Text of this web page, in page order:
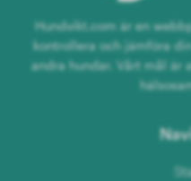
Hundvikt.com är en
kontrollera och jämföra
andra hundar. Vårt mål är